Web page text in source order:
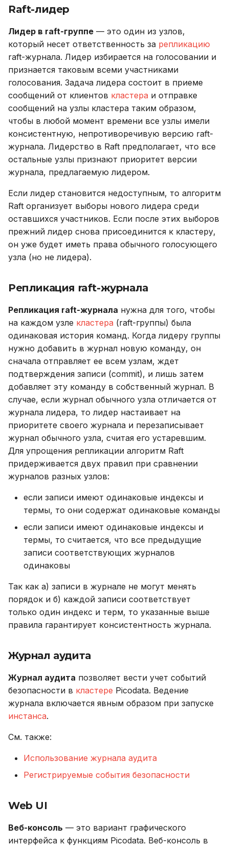
Крейт (crate)
Снапшот (snapshot)
Файбер (fiber)
Плагин (plugin)
Миграции
Манифест
Сервис
Процессы и алгоритмы
Компактизация raft-
журнала (raft log
compaction)
Создание снапшотов
(snapshotting)
Губернатор (governor)
Дозорный (sentinel)
Фенсинг (fencing)
CaS (compare and swap)
Присоединение (joining)
инстанса к кластеру
Репликация (replication)
Актуализация (catch-
Общие концепции
Отказоустойчивость
Персистентность
Горизонтальное
Линеаризуемость
Уровень изоляции
транзакций
Read phenomena
(проблемы чтения
Термины SQL
(DDL)
Data Manipulation
Raft-лидер
Лидер в raft-группе — это один из узлов,
который несет ответственность за репликацию
raft-журнала. Лидер избирается на голосовании и
признается таковым всеми участниками
голосования. Задача лидера состоит в приеме
сообщений от клиентов кластера и отправке
сообщений на узлы кластера таким образом,
чтобы в любой момент времени все узлы имели
консистентную, непротиворечивую версию raft-
журнала. Лидерство в Raft предполагает, что все
остальные узлы признают приоритет версии
журнала, предлагаемую лидером.
Если лидер становится недоступным, то алгоритм
Raft организует выборы нового лидера среди
оставшихся участников. Если после этих выборов
прежний лидер снова присоединится к кластеру,
он уже будет иметь права обычного голосующего
узла (но не лидера).
Репликация raft-журнала
Репликация raft-журнала нужна для того, чтобы
на каждом узле кластера (raft-группы) была
одинаковая история команд. Когда лидеру группы
нужно добавить в журнал новую команду, он
сначала отправляет ее всем узлам, ждет
подтверждения записи (commit), и лишь затем
добавляет эту команду в собственный журнал. В
случае, если журнал обычного узла отличается от
журнала лидера, то лидер настаивает на
приоритете своего журнала и перезаписывает
журнал обычного узла, считая его устаревшим.
Для упрощения репликации алгоритм Raft
придерживается двух правил при сравнении
журналов разных узлов:
если записи имеют одинаковые индексы и
термы, то они содержат одинаковые команды
если записи имеют одинаковые индексы и
термы, то считается, что все предыдущие
записи соответствующих журналов
одинаковы
Так как а) записи в журнале не могут менять
порядок и б) каждой записи соответствует
только один индекс и терм, то указанные выше
правила гарантирует консистентность журнала.
Журнал аудита
Журнал аудита позволяет вести учет событий
безопасности в кластере Picodata. Ведение
журнала включается явным образом при запуске
инстанса.
См. также:
Использование журнала аудита
Регистрируемые события безопасности
Web UI
Веб-консоль — это вариант графического
интерфейса к функциям Picodata. Веб-консоль в